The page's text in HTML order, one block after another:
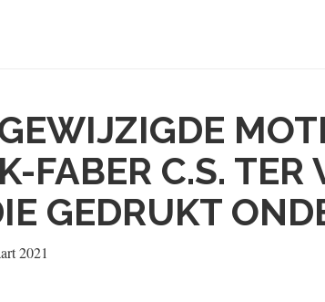
FABER C.S. TER
GEDRUKT
2021